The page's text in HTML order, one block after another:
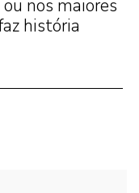
nos maiores
história